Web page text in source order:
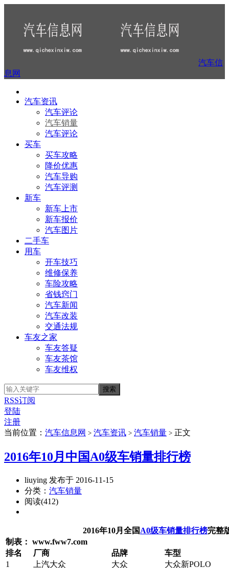
汽车信
息网
汽车资讯
汽车评论
汽车销量
汽车评论
买车
买车攻略
降价优惠
汽车导购
汽车评测
新车
新车上市
新车报价
汽车图片
二手车
用车
开车技巧
维修保养
车险攻略
省钱窍门
汽车新闻
汽车改装
交通法规
车友之家
车友答疑
车友茶馆
车友维权
RSS订阅
登陆
注册
当前位置： 汽车信息网 > 汽车资讯 > 汽车销量 > 正文
2016年10月中国A0级车销量排行榜
liuying 发布于 2016-11-15
分类： 汽车销量
阅读(412)
2016年10月全国A0级车销量排行榜完整
制表： www.fww7.com
排名
厂商 品牌
车型
1
上汽大众 大众
大众新POLO